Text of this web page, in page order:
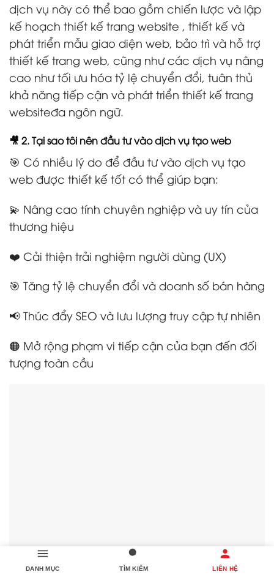
dịch vụ này có thể bao gồm chiến lược và lập
kế hoạch thiết kế trang website , thiết kế và
phát triển mẫu giao diện web, bảo trì và hỗ trợ
thiết kế trang web, cũng như các dịch vụ nâng
cao như tối ưu hóa tỷ lệ chuyển đổi, tuân thủ
khả năng tiếp cận và phát triển thiết kế trang
websiteđa ngôn ngữ.
🎥 2. Tại sao tôi nên đầu tư vào dịch vụ tạo web
🎯 Có nhiều lý do để đầu tư vào dịch vụ tạo
web được thiết kế tốt có thể giúp bạn:
💫 Nâng cao tính chuyên nghiệp và uy tín của
thương hiệu
❤️ Cải thiện trải nghiệm người dùng (UX)
🎯 Tăng tỷ lệ chuyển đổi và doanh số bán hàng
📢 Thúc đẩy SEO và lưu lượng truy cập tự nhiên
🟠 Mở rộng phạm vi tiếp cận của bạn đến đối
tượng toàn cầu
DANH MỤC TÌM KIẾM LIÊN HỆ